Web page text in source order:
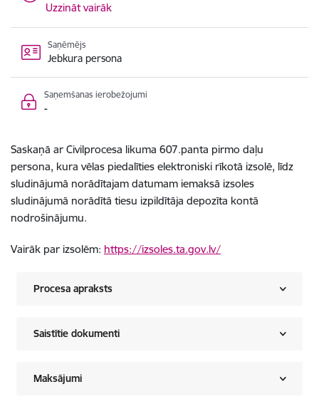
Uzzināt vairāk
Saņēmējs
Jebkura persona
Saņemšanas ierobežojumi
-
Saskaņā ar Civilprocesa likuma 607.panta pirmo daļu
persona, kura vēlas piedalīties elektroniski rīkotā izsolē, līdz
sludinājumā norādītajam datumam iemaksā izsoles
sludinājumā norādītā tiesu izpildītāja depozīta kontā
nodrošinājumu.
Vairāk par izsolēm: https://izsoles.ta.gov.lv/
Procesa apraksts
Saistītie dokumenti
Maksājumi